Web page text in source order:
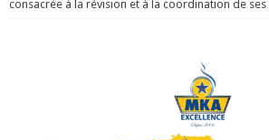
consacrée à la révision et à la coordination de ses